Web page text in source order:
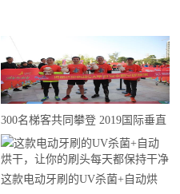
300名梯客共同攀登 2019国际垂直
马拉松超级精英赛顺德海骏达中心
站欢乐开跑
这款电动牙刷的UV杀菌+自动烘